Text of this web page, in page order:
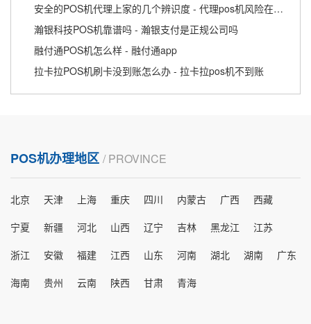
安全的POS机代理上家的几个辨识度 - 代理pos机风险在哪里
瀚银科技POS机靠谱吗 - 瀚银支付是正规公司吗
融付通POS机怎么样 - 融付通app
拉卡拉POS机刷卡没到账怎么办 - 拉卡拉pos机不到账
POS机办理地区 / PROVINCE
北京 天津 上海 重庆 四川 内蒙古 广西
西藏
宁夏
新疆 河北 山西 辽宁 吉林 黑龙江
江苏
浙江
安徽 福建 江西 山东 河南 湖北 湖南
广东
海南
贵州 云南 陕西 甘肃 青海